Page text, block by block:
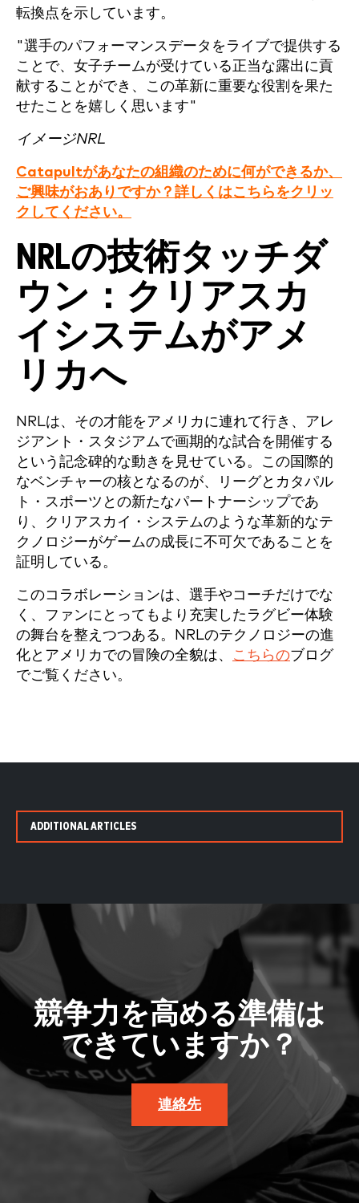
転換点を示しています。
"選手のパフォーマンスデータをライブで提供する
ことで、女子チームが受けている正当な露出に貢
献することができ、この革新に重要な役割を果た
せたことを嬉しく思います"
イメージNRL
Catapultがあなたの組織のために何ができるか、
ご興味がおありですか？詳しくはこちらをクリッ
クしてください。
NRLの技術タッチダ
ウン：クリアスカ
イシステムがアメ
リカへ
NRLは、その才能をアメリカに連れて行き、アレ
ジアント・スタジアムで画期的な試合を開催する
という記念碑的な動きを見せている。この国際的
なベンチャーの核となるのが、リーグとカタパル
ト・スポーツとの新たなパートナーシップであ
り、クリアスカイ・システムのような革新的なテ
クノロジーがゲームの成長に不可欠であることを
証明している。
このコラボレーションは、選手やコーチだけでな
く、ファンにとってもより充実したラグビー体験
の舞台を整えつつある。NRLのテクノロジーの進
化とアメリカでの冒険の全貌は、
こちらのブログ
でご覧ください。
ADDITIONAL ARTICLES
競争力を高める準備は
できていますか？
連絡先